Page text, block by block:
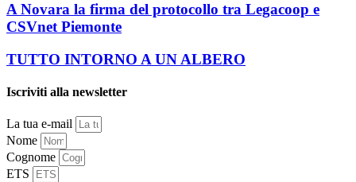
A Novara la firma del protocollo tra Legacoop e
CSVnet Piemonte
TUTTO INTORNO A UN ALBERO
Iscriviti alla newsletter
La tua e-mail
Nome
Cognome
ETS